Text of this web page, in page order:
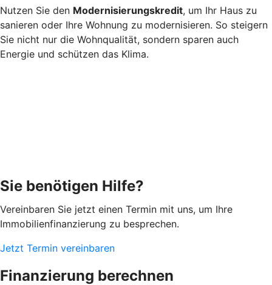
Nutzen Sie den Modernisierungskredit, um Ihr Haus zu
sanieren oder Ihre Wohnung zu modernisieren. So steigern
Sie nicht nur die Wohnqualität, sondern sparen auch
Energie und schützen das Klima.
Sie benötigen Hilfe?
Vereinbaren Sie jetzt einen Termin mit uns, um Ihre
Immobilienfinanzierung zu besprechen.
Jetzt Termin vereinbaren
Finanzierung berechnen